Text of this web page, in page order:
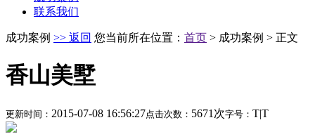
联系我们
成功案例 >> 返回 您当前所在位置： 首页 > 成功案例 > 正文
香山美墅
更新时间： 2015-07-08 16:56:27点击次数： 5671次字号： T|T